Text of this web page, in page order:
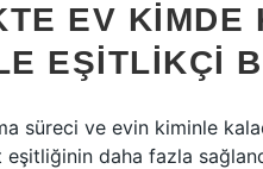
EV KIMDE
EŞITLIKÇI
süreci ve evin kiminle
daha fazla